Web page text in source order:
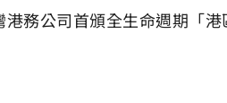
港務公司首頒全生命週期「